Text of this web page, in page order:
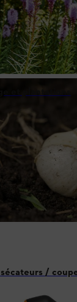
et plantations
/